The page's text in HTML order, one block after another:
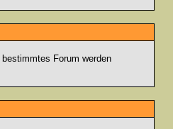
Forum werden